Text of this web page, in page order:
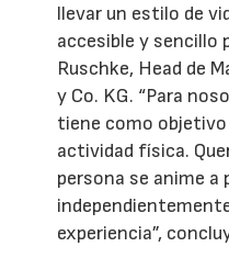
llevar un estilo de
accesible y sencillo
Ruschke, Head de
y Co. KG. “Para
tiene como
actividad física.
persona se anime a
experiencia”,